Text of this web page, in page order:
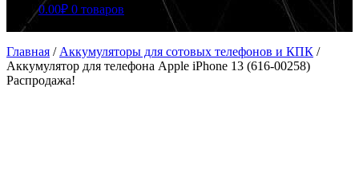
0.00₽ 0 товаров
Главная / Аккумуляторы для сотовых телефонов и КПК /
Аккумулятор для телефона Apple iPhone 13 (616-00258)
Распродажа!